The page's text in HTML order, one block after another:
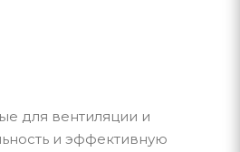
для вентиляции и
и эффективную